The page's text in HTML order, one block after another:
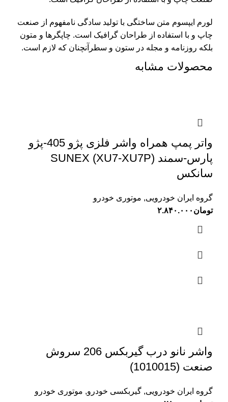
لورم ایپسوم متن ساختگی با تولید سادگی نامفهوم از صنعت
چاپ و با استفاده از طراحان گرافیک است. چاپگرها و متون
بلکه روزنامه و مجله در ستون و سطرآنچنان که لازم است.
محصولات مشابه
واتر پمپ همراه واشر فلزی پژو 405-پژو
پارس-سمند (XU7-XU7P) SUNEX
سانکس
گروه ایران خودرویی, موتوری خودرو
تومان ۲.۸۴۰.۰۰۰
واشر نانو درب گیربکس 206 سروش
صنعت (1010015)
گروه ایران خودرویی, گیربکسی خودرو, موتوری خودرو